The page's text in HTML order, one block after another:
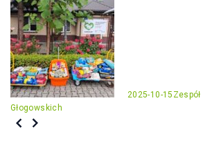
2025-10-15
Głogowskich